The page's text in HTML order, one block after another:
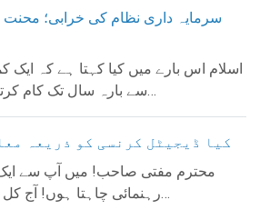
سرمایہ داری نظام کی خرابی؛
​اسلام اس بارے میں کیا کہتا ہے کہ ایک
سے بارہ سال تک کام کرتے ہیں، لیکن وہ صرف…
کیا ڈیجیٹل کرنسی کو ذریعہ
​​محترم مفتی صاحب! میں آپ سے
رہنمائی چاہتا ہوں! آج کل دنیا بھر میں کرپٹو کرن…